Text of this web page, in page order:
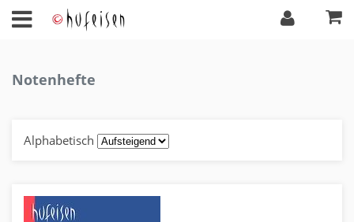
Notenhefte
Alphabetisch